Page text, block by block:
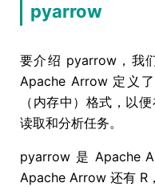
pyarrow
要介绍 pyarrow，我
Apache Arrow 定义
（内存中）格式，以
读取和分析任务。
pyarrow 是 Apache
Apache Arrow 还有 R